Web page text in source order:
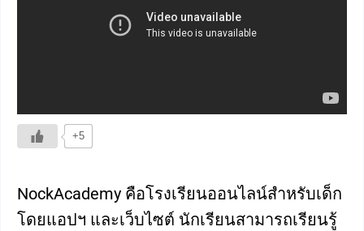
+5
NockAcademy คือโรงเรียนออนไลน์สำหรับเด็ก
โดยแอปฯ และเว็บไซต์ นักเรียนสามารถเรียนรู้